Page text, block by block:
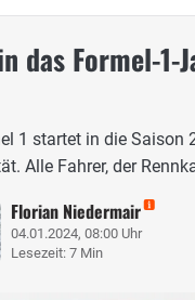
das Formel-1-
1 startet in die
Alle Fahrer, der
Florian Niedermair
04.01.2024, 08:00 Uhr
Lesezeit: 7 Min